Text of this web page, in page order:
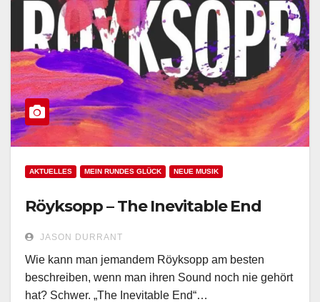
AKTUELLES MEIN RUNDES GLÜCK NEUE MUSIK
Röyksopp – The Inevitable End
JASON DURRANT
Wie kann man jemandem Röyksopp am besten
beschreiben, wenn man ihren Sound noch nie gehört
hat? Schwer. „The Inevitable End“…